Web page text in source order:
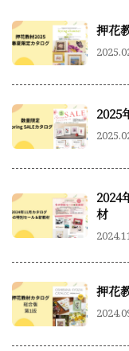
押花
2025
2024
材
押花